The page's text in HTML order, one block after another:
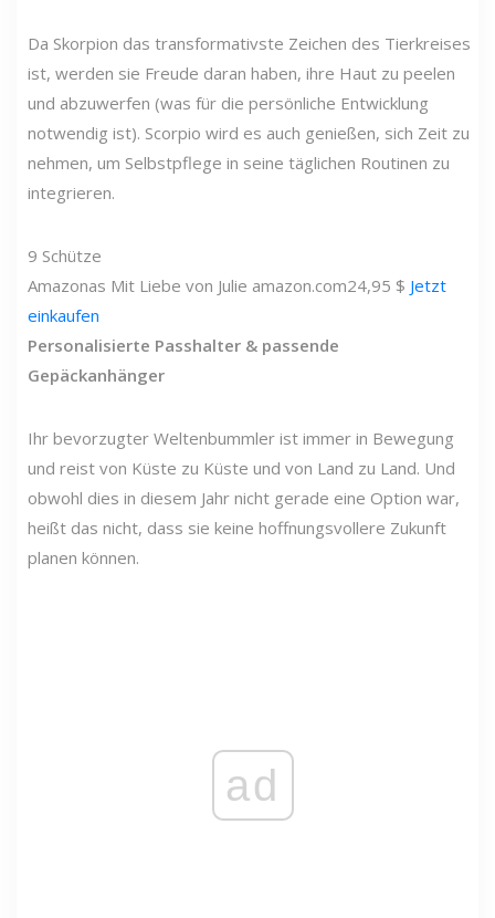
Da Skorpion das transformativste Zeichen des Tierkreises
ist, werden sie Freude daran haben, ihre Haut zu peelen
und abzuwerfen (was für die persönliche Entwicklung
notwendig ist). Scorpio wird es auch genießen, sich Zeit zu
nehmen, um Selbstpflege in seine täglichen Routinen zu
integrieren.
9 Schütze
Amazonas Mit Liebe von Julie amazon.com24,95 $ Jetzt
einkaufen
Personalisierte Passhalter & passende
Gepäckanhänger
Ihr bevorzugter Weltenbummler ist immer in Bewegung
und reist von Küste zu Küste und von Land zu Land. Und
obwohl dies in diesem Jahr nicht gerade eine Option war,
heißt das nicht, dass sie keine hoffnungsvollere Zukunft
planen können.
ad